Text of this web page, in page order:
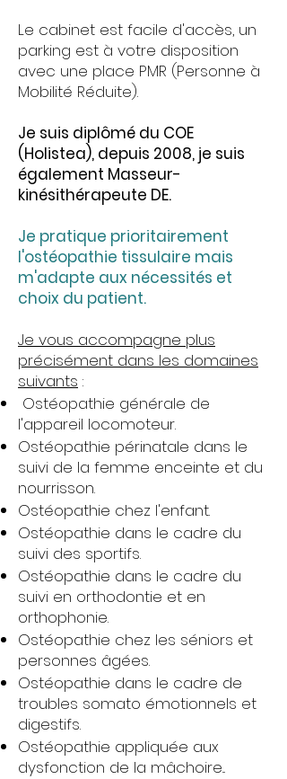
Le cabinet est facile d'accès, un
parking est à votre disposition
avec une place PMR (Personne à
Mobilité Réduite).
Je suis diplômé du COE
(Holistea), depuis 2008, je suis
également Masseur-
kinésithérapeute DE.
Je pratique prioritairement
l'ostéopathie tissulaire mais
m'adapte aux nécessités et
choix du patient.
Je vous accompagne plus
précisément dans les domaines
suivants :
Ostéopathie générale de
l'appareil locomoteur.
Ostéopathie périnatale dans le
suivi de la femme enceinte et du
nourrisson.
Ostéopathie chez l'enfant.
Ostéopathie dans le cadre du
suivi des sportifs.
Ostéopathie dans le cadre du
suivi en orthodontie et en
orthophonie.
Ostéopathie chez les séniors et
personnes âgées.
Ostéopathie dans le cadre de
troubles somato émotionnels et
digestifs.
Ostéopathie appliquée aux
dysfonction de la mâchoire...